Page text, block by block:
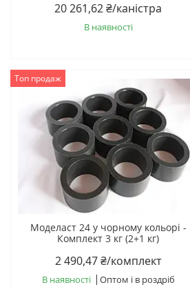
20 261,62 ₴/каністра
В наявності
Топ продаж
Моделаст 24 у чорному кольорі -
Комплект 3 кг (2+1 кг)
2 490,47 ₴/комплект
В наявності Оптом і в роздріб